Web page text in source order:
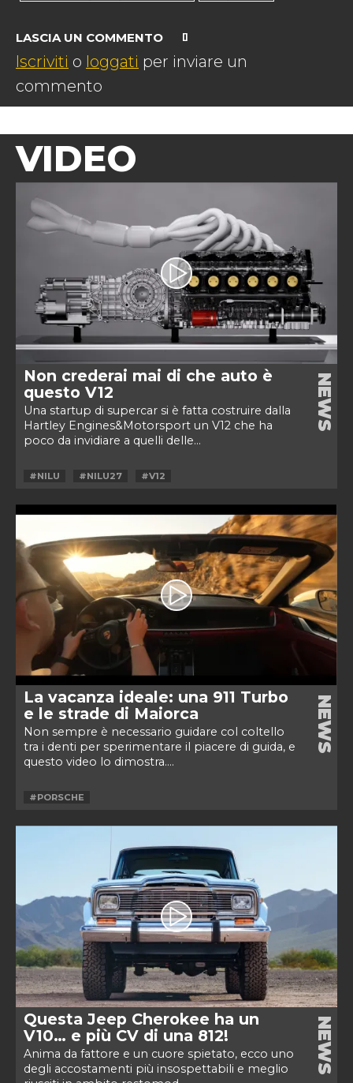
LASCIA UN COMMENTO
Iscriviti o loggati per inviare un
commento
VIDEO
Non crederai mai di che auto è
questo V12
Una startup di supercar si è fatta costruire dalla
Hartley Engines&Motorsport un V12 che ha
poco da invidiare a quelli delle...
NEWS
#NILU #NILU27 #V12
La vacanza ideale: una 911 Turbo
e le strade di Maiorca
Non sempre è necessario guidare col coltello
tra i denti per sperimentare il piacere di guida, e
questo video lo dimostra....
NEWS
#PORSCHE
Questa Jeep Cherokee ha un
V10… e più CV di una 812!
Anima da fattore e un cuore spietato, ecco uno
degli accostamenti più insospettabili e meglio
NEWS